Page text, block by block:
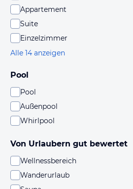
Appartement
Suite
Einzelzimmer
Alle 14 anzeigen
Pool
Pool
Außenpool
Whirlpool
Von Urlaubern gut bewertet
Wellnessbereich
Wanderurlaub